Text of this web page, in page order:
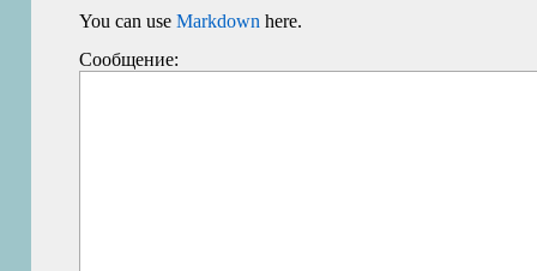
You can useMarkdown here.
Сообщение: